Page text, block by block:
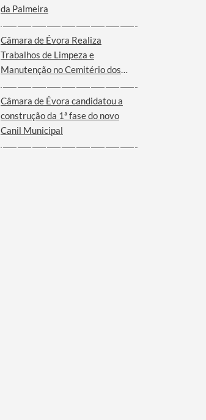
da Palmeira
Câmara de Évora Realiza
Trabalhos de Limpeza e
Manutenção no Cemitério dos
Câmara de Évora candidatou a
construção da 1ª fase do novo
Canil Municipal